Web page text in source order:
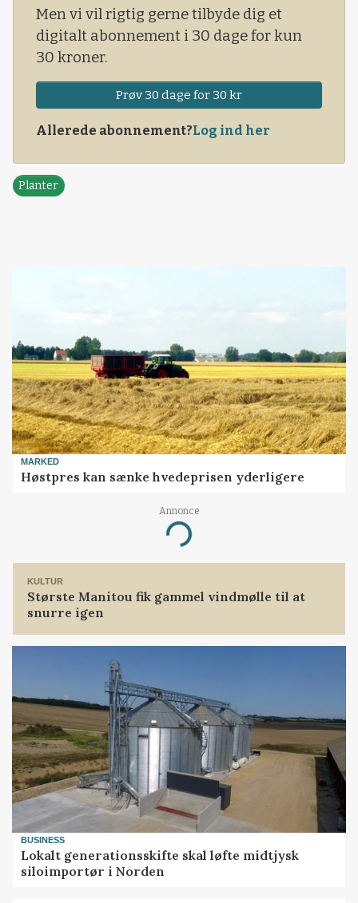
Men vi vil rigtig gerne tilbyde dig et
digitalt abonnement i 30 dage for kun
30 kroner.
Prøv 30 dage for 30 kr
Allerede abonnement?Log ind her
Planter
MARKED
Høstpres kan sænke hvedeprisen yderligere
Annonce
Loading...
KULTUR
Største Manitou fik gammel vindmølle til at
snurre igen
BUSINESS
Lokalt generationsskifte skal løfte midtjysk
siloimportør i Norden